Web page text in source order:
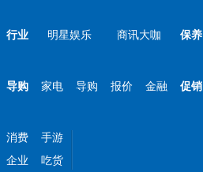
行业 明星娱乐 商讯大咖 保养
导购 家电 导购 报价 金融 促销
消费
手游
企业
吃货